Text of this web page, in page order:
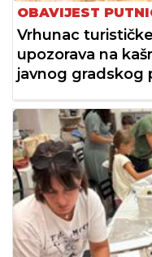
OBAVIJEST
Vrhunac
upozorava na
javnog gradskog